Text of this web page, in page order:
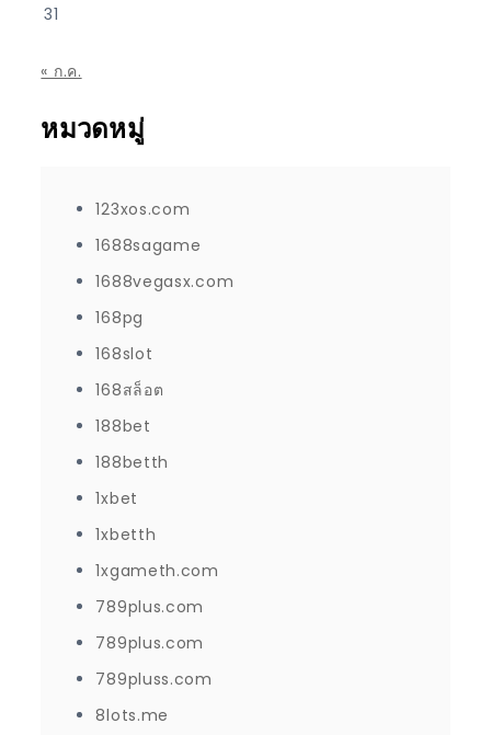
31
« ก.ค.
หมวดหมู่
123xos.com
1688sagame
1688vegasx.com
168pg
168slot
168สล็อต
188bet
188betth
1xbet
1xbetth
1xgameth.com
789plus.com
789plus.com
789pluss.com
8lots.me